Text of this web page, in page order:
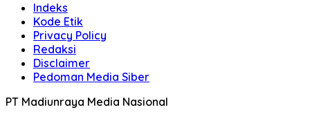
Indeks
Kode Etik
Privacy Policy
Redaksi
Disclaimer
Pedoman Media Siber
PT Madiunraya Media Nasional